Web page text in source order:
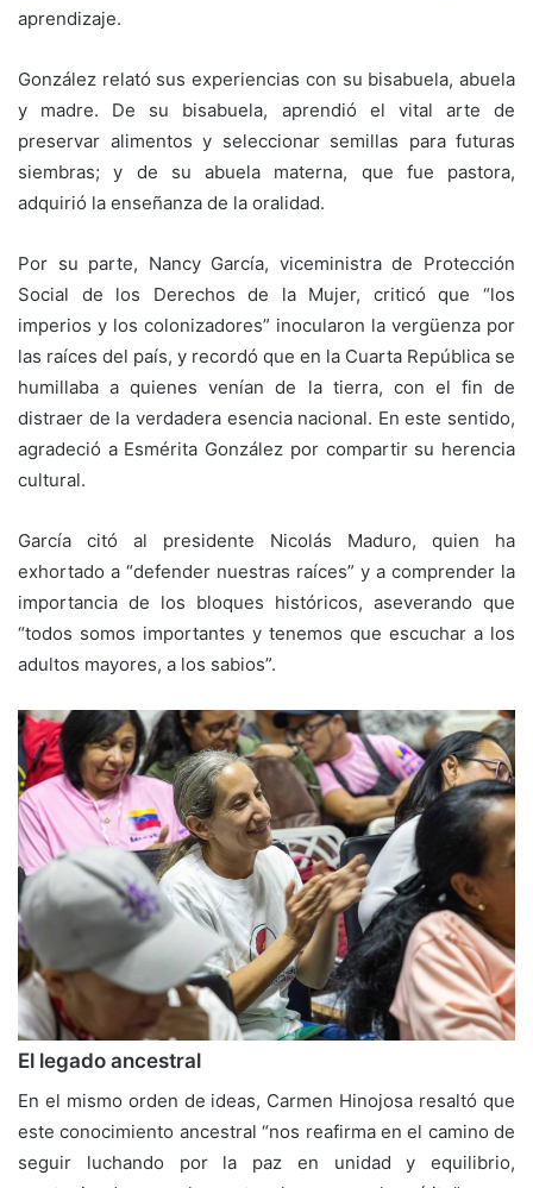
aprendizaje.
González relató sus experiencias con su bisabuela, abuela
y madre. De su bisabuela, aprendió el vital arte de
preservar alimentos y seleccionar semillas para futuras
siembras; y de su abuela materna, que fue pastora,
adquirió la enseñanza de la oralidad.
Por su parte, Nancy García, viceministra de Protección
Social de los Derechos de la Mujer, criticó que “los
imperios y los colonizadores” inocularon la vergüenza por
las raíces del país, y recordó que en la Cuarta República se
humillaba a quienes venían de la tierra, con el fin de
distraer de la verdadera esencia nacional. En este sentido,
agradeció a Esmérita González por compartir su herencia
cultural.
García citó al presidente Nicolás Maduro, quien ha
exhortado a “defender nuestras raíces” y a comprender la
importancia de los bloques históricos, aseverando que
“todos somos importantes y tenemos que escuchar a los
adultos mayores, a los sabios”.
El legado ancestral
En el mismo orden de ideas, Carmen Hinojosa resaltó que
este conocimiento ancestral “nos reafirma en el camino de
seguir luchando por la paz en unidad y equilibrio,